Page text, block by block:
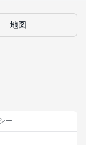
地図
ー